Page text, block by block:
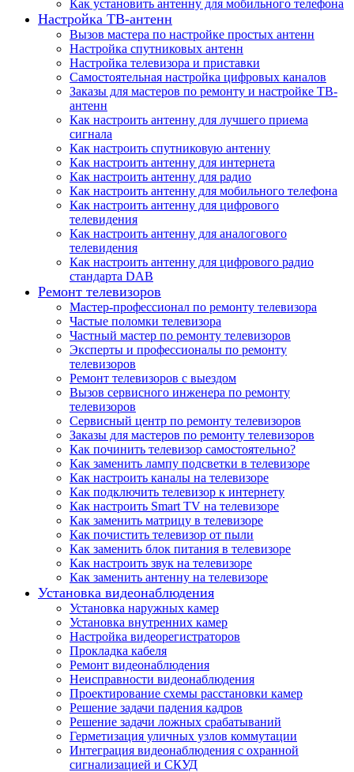
Как установить антенну для мобильного телефона
Настройка ТВ-антенн
Вызов мастера по настройке простых антенн
Настройка спутниковых антенн
Настройка телевизора и приставки
Самостоятельная настройка цифровых каналов
Заказы для мастеров по ремонту и настройке ТВ-
антенн
Как настроить антенну для лучшего приема
сигнала
Как настроить спутниковую антенну
Как настроить антенну для интернета
Как настроить антенну для радио
Как настроить антенну для мобильного телефона
Как настроить антенну для цифрового
телевидения
Как настроить антенну для аналогового
телевидения
Как настроить антенну для цифрового радио
стандарта DAB
Ремонт телевизоров
Мастер-профессионал по ремонту телевизора
Частые поломки телевизора
Частный мастер по ремонту телевизоров
Эксперты и профессионалы по ремонту
телевизоров
Ремонт телевизоров с выездом
Вызов сервисного инженера по ремонту
телевизоров
Сервисный центр по ремонту телевизоров
Заказы для мастеров по ремонту телевизоров
Как починить телевизор самостоятельно?
Как заменить лампу подсветки в телевизоре
Как настроить каналы на телевизоре
Как подключить телевизор к интернету
Как настроить Smart TV на телевизоре
Как заменить матрицу в телевизоре
Как почистить телевизор от пыли
Как заменить блок питания в телевизоре
Как настроить звук на телевизоре
Как заменить антенну на телевизоре
Установка видеонаблюдения
Установка наружных камер
Установка внутренних камер
Настройка видеорегистраторов
Прокладка кабеля
Ремонт видеонаблюдения
Неисправности видеонаблюдения
Проектирование схемы расстановки камер
Решение задачи падения кадров
Решение задачи ложных срабатываний
Герметизация уличных узлов коммутации
Интеграция видеонаблюдения с охранной
сигнализацией и СКУД